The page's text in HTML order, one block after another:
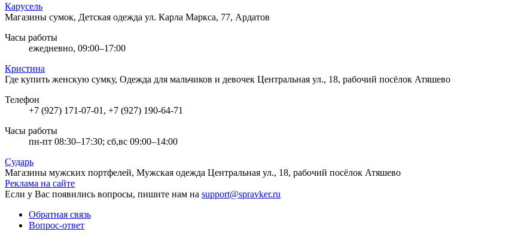
Карусель
Магазины сумок, Детская одежда ул. Карла Маркса, 77, Ардатов
Часы работы
ежедневно, 09:00–17:00
Кристина
Где купить женскую сумку, Одежда для мальчиков и девочек Центральная ул., 18, рабочий посёлок Атяшево
Телефон
+7 (927) 171-07-01, +7 (927) 190-64-71
Часы работы
пн-пт 08:30–17:30; сб,вс 09:00–14:00
Сударь
Магазины мужских портфелей, Мужская одежда Центральная ул., 18, рабочий посёлок Атяшево
Реклама на сайте
Если у Вас появились вопросы, пишите нам на support@spravker.ru
Обратная связь
Вопрос-ответ